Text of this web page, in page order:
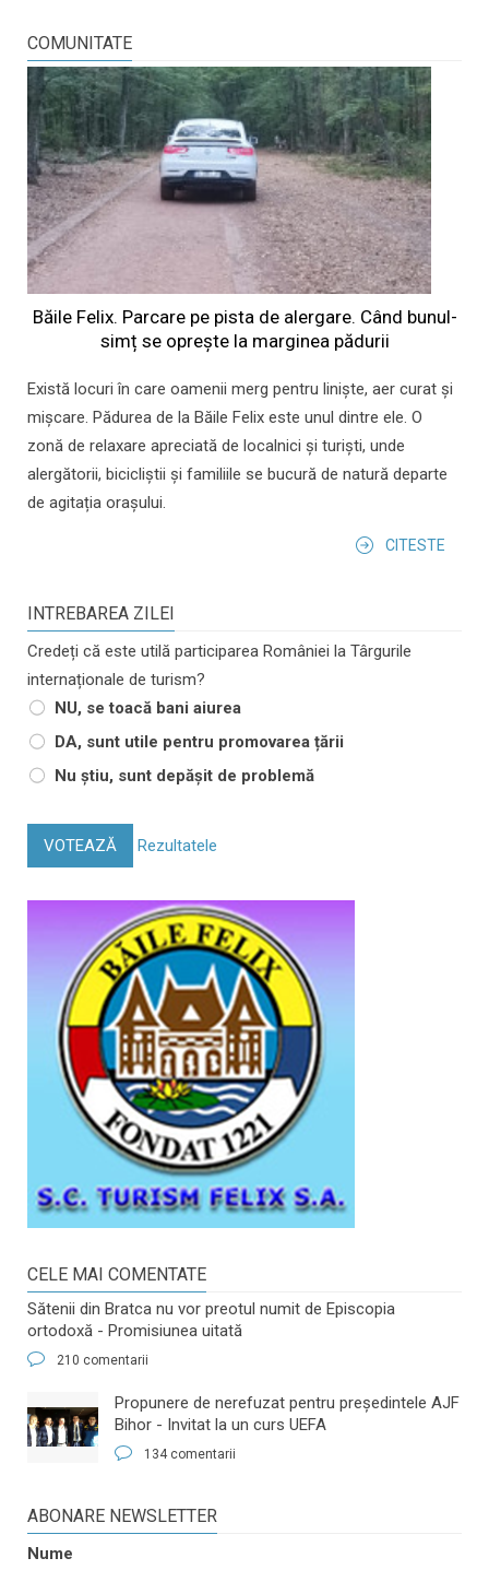
COMUNITATE
Băile Felix. Parcare pe pista de alergare. Când bunul-
simț se oprește la marginea pădurii
Există locuri în care oamenii merg pentru liniște, aer curat și
mișcare. Pădurea de la Băile Felix este unul dintre ele. O
zonă de relaxare apreciată de localnici și turiști, unde
alergătorii, bicicliștii și familiile se bucură de natură departe
de agitația orașului.
CITESTE
INTREBAREA ZILEI
Credeți că este utilă participarea României la Târgurile
internaționale de turism?
NU, se toacă bani aiurea
DA, sunt utile pentru promovarea țării
Nu știu, sunt depășit de problemă
VOTEAZĂ Rezultatele
CELE MAI COMENTATE
Sătenii din Bratca nu vor preotul numit de Episcopia
ortodoxă - Promisiunea uitată
210 comentarii
​Propunere de nerefuzat pentru preşedintele AJF
Bihor - Invitat la un curs UEFA
134 comentarii
ABONARE NEWSLETTER
Nume